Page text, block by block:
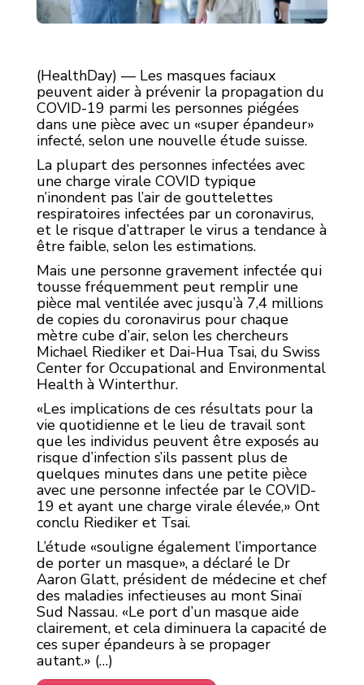
(HealthDay) — Les masques faciaux
peuvent aider à prévenir la propagation du
COVID-19 parmi les personnes piégées
dans une pièce avec un «super épandeur»
infecté, selon une nouvelle étude suisse.
La plupart des personnes infectées avec
une charge virale COVID typique
n’inondent pas l’air de gouttelettes
respiratoires infectées par un coronavirus,
et le risque d’attraper le virus a tendance à
être faible, selon les estimations.
Mais une personne gravement infectée qui
tousse fréquemment peut remplir une
pièce mal ventilée avec jusqu’à 7,4 millions
de copies du coronavirus pour chaque
mètre cube d’air, selon les chercheurs
Michael Riediker et Dai-Hua Tsai, du Swiss
Center for Occupational and Environmental
Health à Winterthur.
«Les implications de ces résultats pour la
vie quotidienne et le lieu de travail sont
que les individus peuvent être exposés au
risque d’infection s’ils passent plus de
quelques minutes dans une petite pièce
avec une personne infectée par le COVID-
19 et ayant une charge virale élevée,» Ont
conclu Riediker et Tsai.
L’étude «souligne également l’importance
de porter un masque», a déclaré le Dr
Aaron Glatt, président de médecine et chef
des maladies infectieuses au mont Sinaï
Sud Nassau. «Le port d’un masque aide
clairement, et cela diminuera la capacité de
ces super épandeurs à se propager
autant.» (…)